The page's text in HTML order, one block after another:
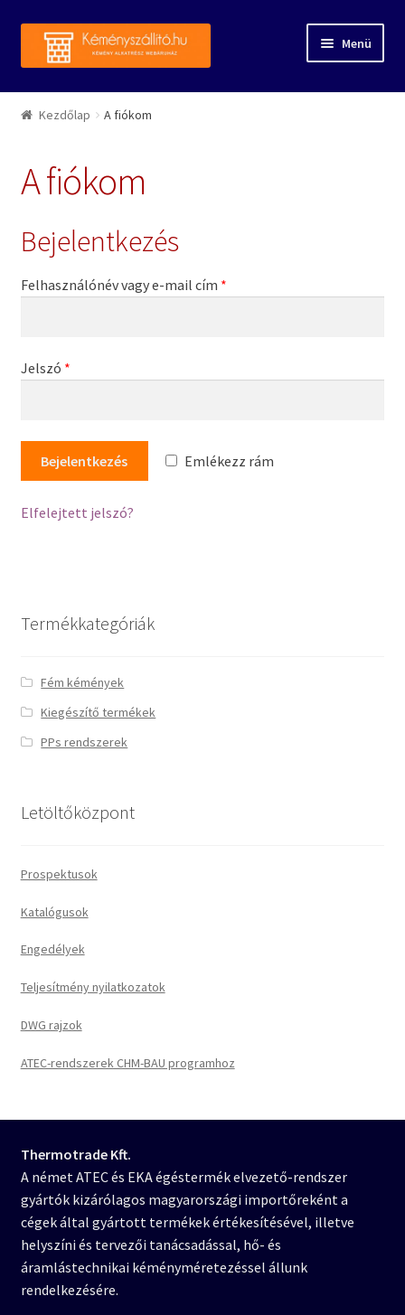
Ugrás a navigációhoz
Kilépés a tartalomba Menü
Kezdőlap
Forgalmazott márkák
A fiókom
Webáruház
Referenciák
Kezdőlap A fiókom
A fiókom
Bejelentkezés
Felhasználónév vagy e-mail cím *
Jelszó *
Emlékezz rám
Elfelejtett jelszó?
Termékkategóriák
Fém kémények
Kiegészítő termékek
PPs rendszerek
Letöltőközpont
Prospektusok
Katalógusok
Engedélyek
Teljesítmény nyilatkozatok
DWG rajzok
ATEC-rendszerek CHM-BAU programhoz
Thermotrade Kft.
A német ATEC és EKA égéstermék elvezető-rendszer
gyártók kizárólagos magyarországi importőreként a
cégek által gyártott termékek értékesítésével, illetve
helyszíni és tervezői tanácsadással, hő- és
áramlástechnikai kéményméretezéssel állunk
rendelkezésére.